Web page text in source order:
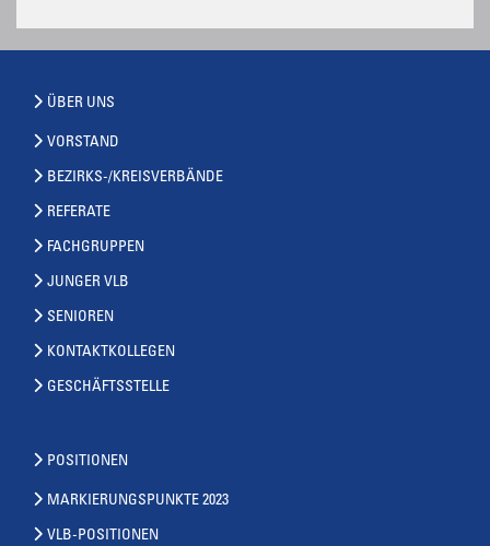
ÜBER UNS
VORSTAND
BEZIRKS-/KREISVERBÄNDE
REFERATE
FACHGRUPPEN
JUNGER VLB
SENIOREN
KONTAKTKOLLEGEN
GESCHÄFTSSTELLE
POSITIONEN
MARKIERUNGSPUNKTE 2023
VLB-POSITIONEN